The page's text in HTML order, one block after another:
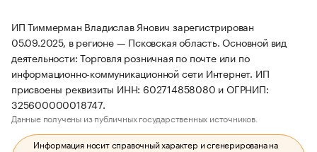
ИП Тиммерман Владислав Янович зарегистрирован
05.09.2025, в регионе — Псковская область. Основной вид
деятельности: Торговля розничная по почте или по
информационно-коммуникационной сети Интернет. ИП
присвоены реквизиты ИНН: 602714858080 и ОГРНИП:
325600000018747.
Данные получены из публичных государственных источников.
Информация носит справочный характер и сгенерирована на